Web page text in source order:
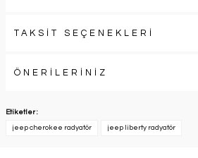
TAKSİT SEÇENEKLERİ
ÖNERİLERİNİZ
Etiketler :
jeep cherokee radyatör jeep liberty radyatör